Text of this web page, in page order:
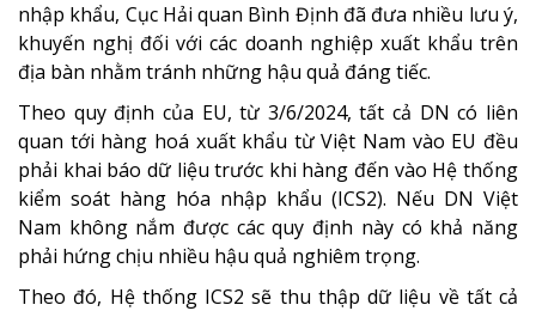
nhập khẩu, Cục Hải quan Bình Định đã đưa nhiều lưu ý,
khuyến nghị đối với các doanh nghiệp xuất khẩu trên
địa bàn nhằm tránh những hậu quả đáng tiếc.
Theo quy định của EU, từ 3/6/2024, tất cả DN có liên
quan tới hàng hoá xuất khẩu từ Việt Nam vào EU đều
phải khai báo dữ liệu trước khi hàng đến vào Hệ thống
kiểm soát hàng hóa nhập khẩu (ICS2). Nếu DN Việt
Nam không nắm được các quy định này có khả năng
phải hứng chịu nhiều hậu quả nghiêm trọng.
Theo đó, Hệ thống ICS2 sẽ thu thập dữ liệu về tất cả